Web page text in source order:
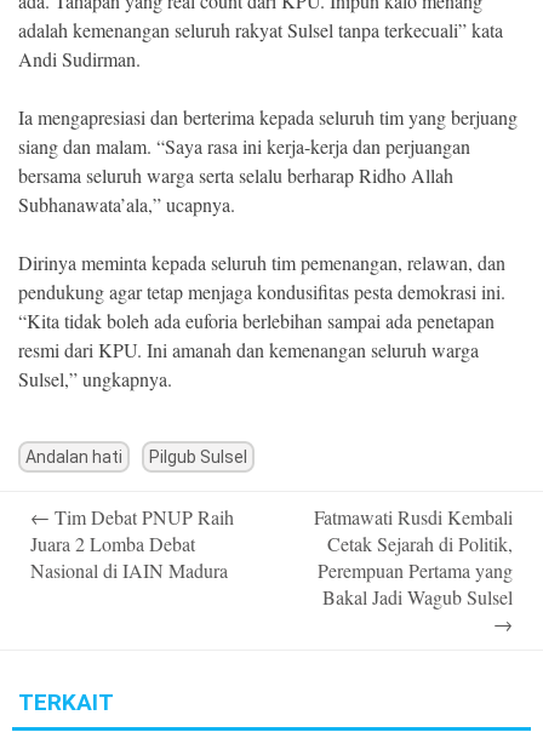
adalah kemenangan seluruh rakyat Sulsel tanpa terkecuali” kata
Andi Sudirman.
Ia mengapresiasi dan berterima kepada seluruh tim yang berjuang
siang dan malam. “Saya rasa ini kerja-kerja dan perjuangan
bersama seluruh warga serta selalu berharap Ridho Allah
Subhanawata’ala,” ucapnya.
Dirinya meminta kepada seluruh tim pemenangan, relawan, dan
pendukung agar tetap menjaga kondusifitas pesta demokrasi ini.
“Kita tidak boleh ada euforia berlebihan sampai ada penetapan
resmi dari KPU. Ini amanah dan kemenangan seluruh warga
Sulsel,” ungkapnya.
Andalan hati Pilgub Sulsel
navigation
← Tim Debat PNUP Raih
Juara 2 Lomba Debat
Nasional di IAIN Madura
Fatmawati Rusdi Kembali
Cetak Sejarah di Politik,
Perempuan Pertama yang
Bakal Jadi Wagub Sulsel
→
TERKAIT